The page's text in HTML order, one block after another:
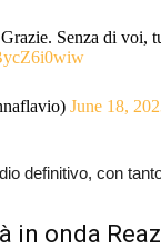
Senza di voi,
June 18,
definitivo, con
in onda